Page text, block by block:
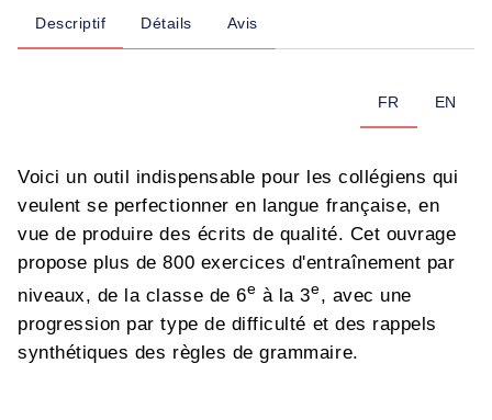
Descriptif Détails Avis
FR EN
Voici un outil indispensable pour les collégiens qui
veulent se perfectionner en langue française, en
vue de produire des écrits de qualité. Cet ouvrage
propose plus de 800 exercices d'entraînement par
niveaux, de la classe de 6e à la 3e, avec une
progression par type de difficulté et des rappels
synthétiques des règles de grammaire.